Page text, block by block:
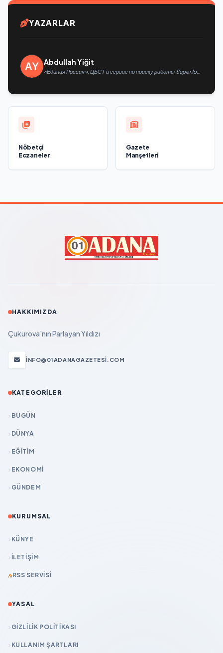
YAZARLAR
Abdullah Yiğit
«Единая Россия», ЦБСТ и сервис по поиску работы SuperJob
Nöbetçi
Eczaneler
Gazete
Manşetleri
HAKKIMIZDA
Çukurova'nın Parlayan Yıldızı
INFO@01ADANAGAZETESI.COM
KATEGORILER
BUGÜN
DÜNYA
EĞİTİM
EKONOMİ
GÜNDEM
KURUMSAL
KÜNYE
İLETIŞIM
RSS SERVISI
YASAL
GIZLILIK POLITIKASI
KULLANIM ŞARTLARI